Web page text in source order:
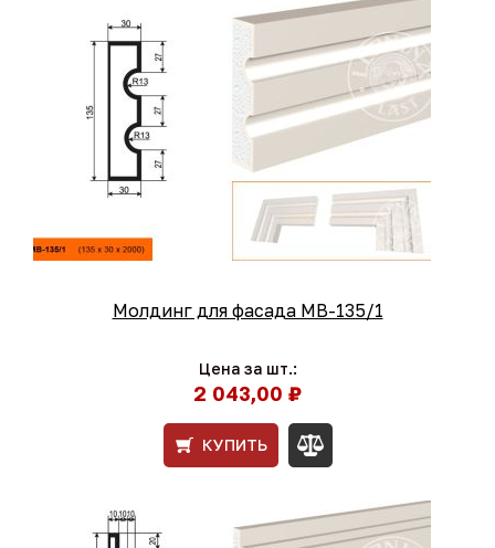
Молдинг для фасада МВ-135/1
Цена за шт.:
2 043,00 ₽
КУПИТЬ